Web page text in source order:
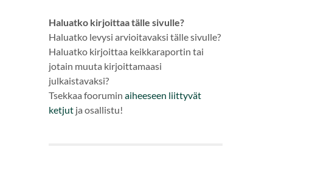
Haluatko kirjoittaa tälle sivulle?
Haluatko levysi arvioitavaksi tälle sivulle?
Haluatko kirjoittaa keikkaraportin tai
jotain muuta kirjoittamaasi
julkaistavaksi?
Tsekkaa foorumin aiheeseen liittyvät
ketjut ja osallistu!